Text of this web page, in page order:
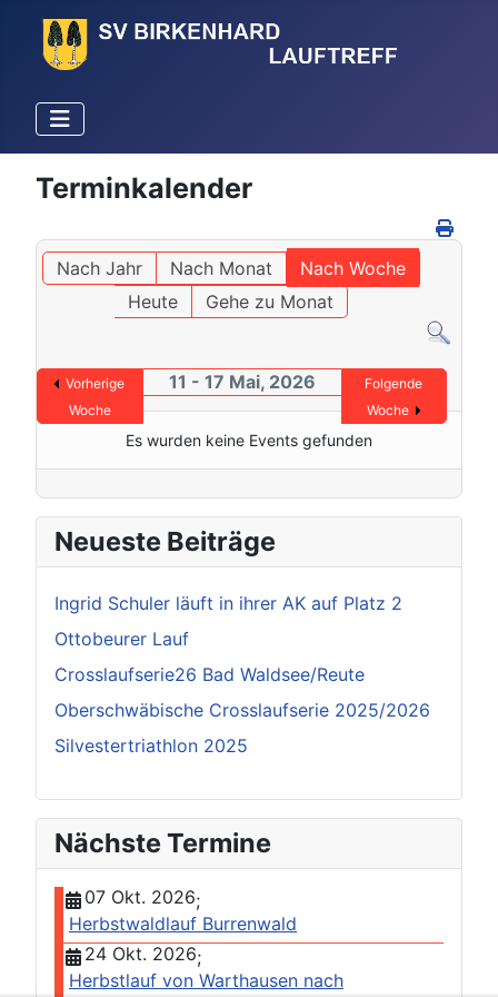
Terminkalender
Nach Jahr Nach Monat
Nach Woche
Heute
Gehe zu Monat
Vorherige
Woche
11 - 17 Mai, 2026
Folgende
Woche
Es wurden keine Events gefunden
Neueste Beiträge
Ingrid Schuler läuft in ihrer AK auf Platz 2
Ottobeurer Lauf
Crosslaufserie26 Bad Waldsee/Reute
Oberschwäbische Crosslaufserie 2025/2026
Silvestertriathlon 2025
Nächste Termine
07 Okt. 2026;
Herbstwaldlauf Burrenwald
24 Okt. 2026;
Herbstlauf von Warthausen nach